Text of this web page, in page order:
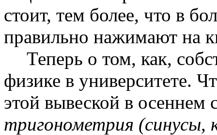
стоит, тем более, что в
правильно нажимают на
Теперь о том, как,
физике в университете.
этой вывеской в осеннем
тригонометрия (синусы,